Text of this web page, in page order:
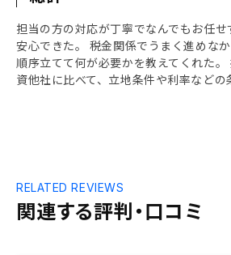
担当の方の対応が丁寧でなんでもお任
安心できた。 税金関係でうまく進めな
順序立てて何が必要かを教えてくれた
資他社に比べて、立地条件や利率などの
関連する評判・口コミ
RELATED REVIEWS